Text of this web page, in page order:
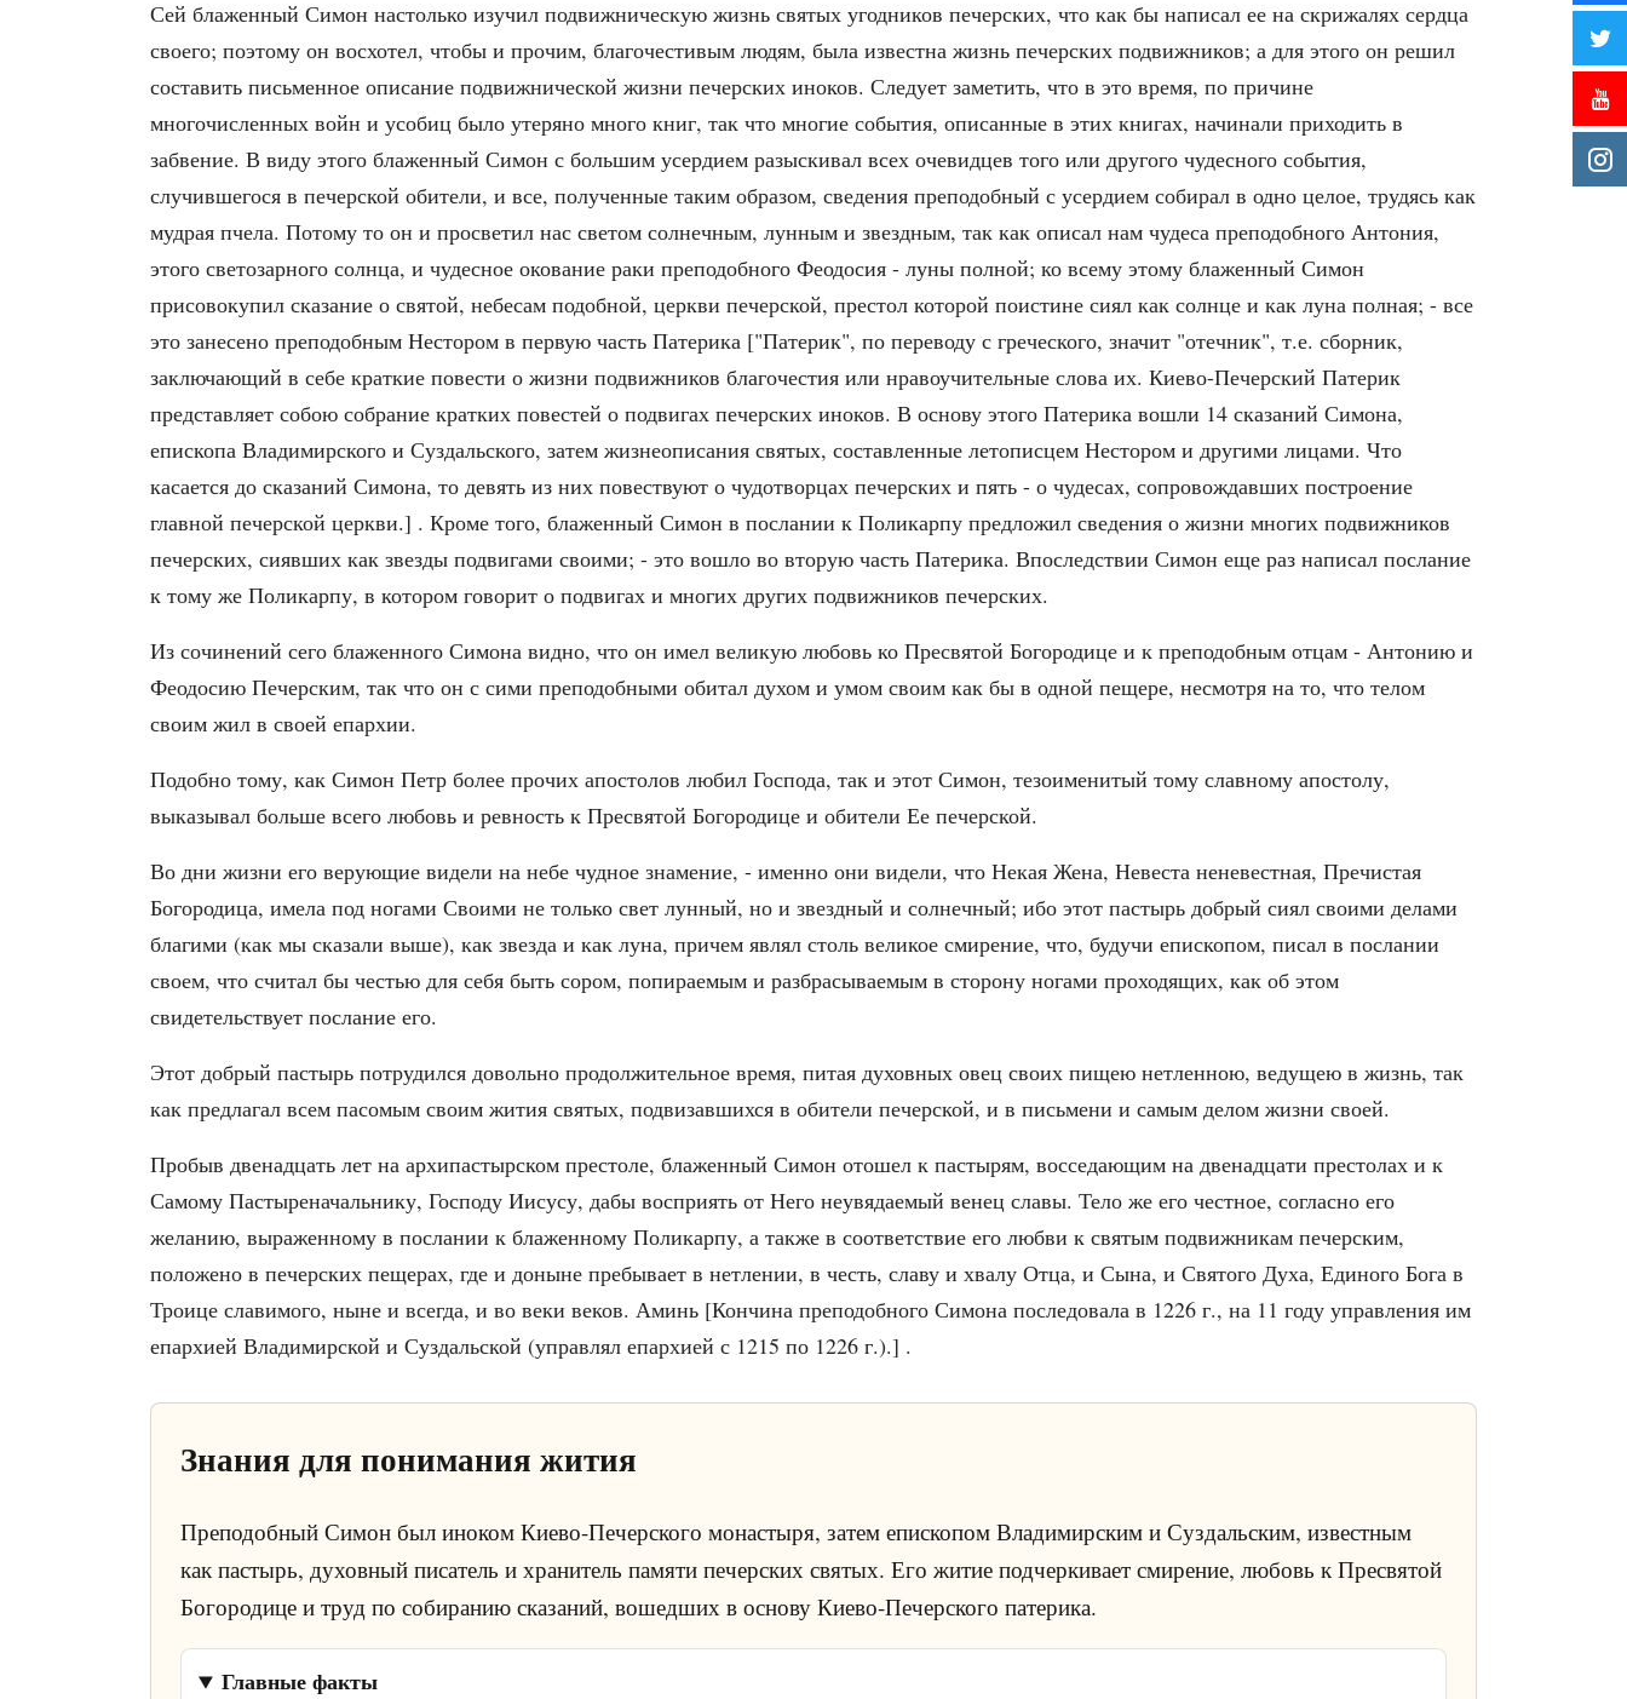
Сей блаженный Симон настолько изучил подвижническую жизнь святых угодников печерских, что как бы написал ее на скрижалях сердца
своего; поэтому он восхотел, чтобы и прочим, благочестивым людям, была известна жизнь печерских подвижников; а для этого он решил
составить письменное описание подвижнической жизни печерских иноков. Следует заметить, что в это время, по причине
многочисленных войн и усобиц было утеряно много книг, так что многие события, описанные в этих книгах, начинали приходить в
забвение. В виду этого блаженный Симон с большим усердием разыскивал всех очевидцев того или другого чудесного события,
случившегося в печерской обители, и все, полученные таким образом, сведения преподобный с усердием собирал в одно целое, трудясь как
мудрая пчела. Потому то он и просветил нас светом солнечным, лунным и звездным, так как описал нам чудеса преподобного Антония,
этого светозарного солнца, и чудесное окование раки преподобного Феодосия - луны полной; ко всему этому блаженный Симон
присовокупил сказание о святой, небесам подобной, церкви печерской, престол которой поистине сиял как солнце и как луна полная; - все
это занесено преподобным Нестором в первую часть Патерика ["Патерик", по переводу с греческого, значит "отечник", т.е. сборник,
заключающий в себе краткие повести о жизни подвижников благочестия или нравоучительные слова их. Киево-Печерский Патерик
представляет собою собрание кратких повестей о подвигах печерских иноков. В основу этого Патерика вошли 14 сказаний Симона,
епископа Владимирского и Суздальского, затем жизнеописания святых, составленные летописцем Нестором и другими лицами. Что
касается до сказаний Симона, то девять из них повествуют о чудотворцах печерских и пять - о чудесах, сопровождавших построение
главной печерской церкви.] . Кроме того, блаженный Симон в послании к Поликарпу предложил сведения о жизни многих подвижников
печерских, сиявших как звезды подвигами своими; - это вошло во вторую часть Патерика. Впоследствии Симон еще раз написал послание
к тому же Поликарпу, в котором говорит о подвигах и многих других подвижников печерских.
Из сочинений сего блаженного Симона видно, что он имел великую любовь ко Пресвятой Богородице и к преподобным отцам - Антонию и
Феодосию Печерским, так что он с сими преподобными обитал духом и умом своим как бы в одной пещере, несмотря на то, что телом
своим жил в своей епархии.
Подобно тому, как Симон Петр более прочих апостолов любил Господа, так и этот Симон, тезоименитый тому славному апостолу,
выказывал больше всего любовь и ревность к Пресвятой Богородице и обители Ее печерской.
Во дни жизни его верующие видели на небе чудное знамение, - именно они видели, что Некая Жена, Невеста неневестная, Пречистая
Богородица, имела под ногами Своими не только свет лунный, но и звездный и солнечный; ибо этот пастырь добрый сиял своими делами
благими (как мы сказали выше), как звезда и как луна, причем являл столь великое смирение, что, будучи епископом, писал в послании
своем, что считал бы честью для себя быть сором, попираемым и разбрасываемым в сторону ногами проходящих, как об этом
свидетельствует послание его.
Этот добрый пастырь потрудился довольно продолжительное время, питая духовных овец своих пищею нетленною, ведущею в жизнь, так
как предлагал всем пасомым своим жития святых, подвизавшихся в обители печерской, и в письмени и самым делом жизни своей.
Пробыв двенадцать лет на архипастырском престоле, блаженный Симон отошел к пастырям, восседающим на двенадцати престолах и к
Самому Пастыреначальнику, Господу Иисусу, дабы восприять от Него неувядаемый венец славы. Тело же его честное, согласно его
желанию, выраженному в послании к блаженному Поликарпу, а также в соответствие его любви к святым подвижникам печерским,
положено в печерских пещерах, где и доныне пребывает в нетлении, в честь, славу и хвалу Отца, и Сына, и Святого Духа, Единого Бога в
Троице славимого, ныне и всегда, и во веки веков. Аминь [Кончина преподобного Симона последовала в 1226 г., на 11 году управления им
епархией Владимирской и Суздальской (управлял епархией с 1215 по 1226 г.).] .
Знания для понимания жития
Преподобный Симон был иноком Киево-Печерского монастыря, затем епископом Владимирским и Суздальским, известным
как пастырь, духовный писатель и хранитель памяти печерских святых. Его житие подчеркивает смирение, любовь к Пресвятой
Богородице и труд по собиранию сказаний, вошедших в основу Киево-Печерского патерика.
Главные факты